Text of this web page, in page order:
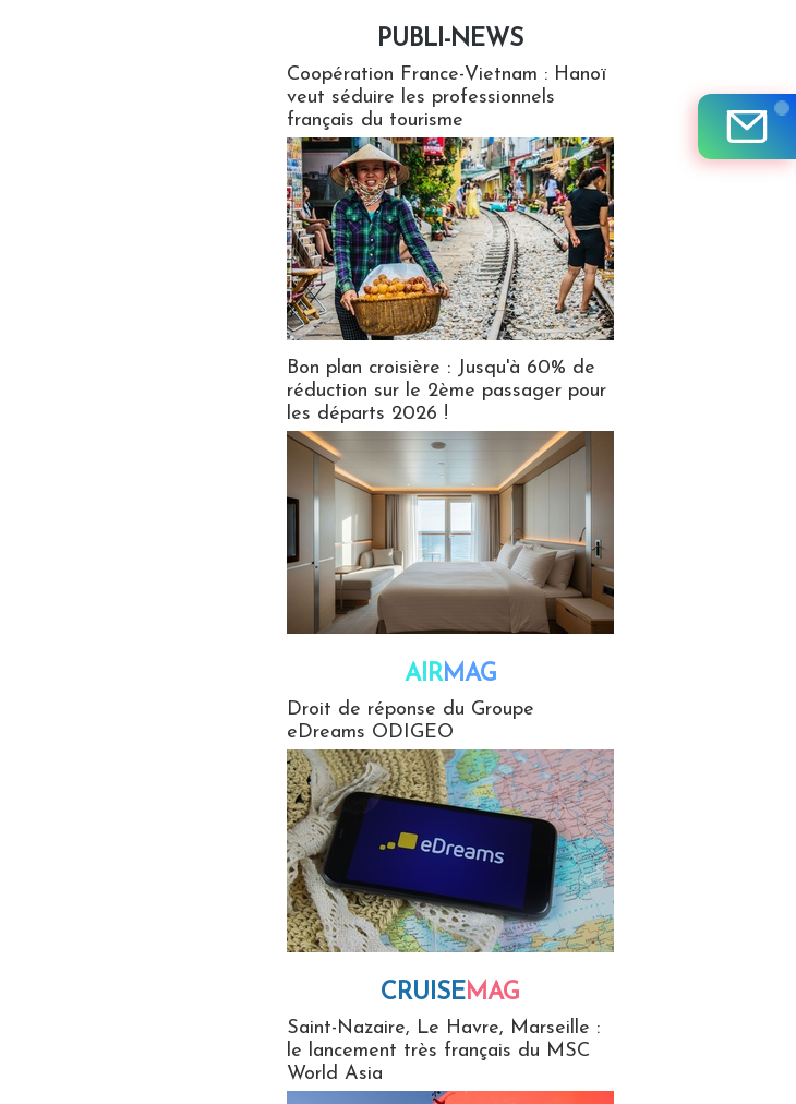
PUBLI-NEWS
Coopération France-Vietnam : Hanoï
veut séduire les professionnels
français du tourisme
Bon plan croisière : Jusqu'à 60% de
réduction sur le 2ème passager pour
les départs 2026 !
AIRMAG
Droit de réponse du Groupe
eDreams ODIGEO
CRUISEMAG
Saint-Nazaire, Le Havre, Marseille :
le lancement très français du MSC
World Asia